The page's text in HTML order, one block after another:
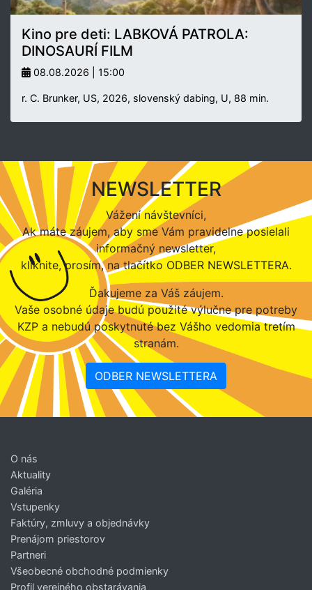
Kino pre deti: LABKOVÁ PATROLA:
DINOSAURÍ FILM
08.08.2026 | 15:00
r. C. Brunker, US, 2026, slovenský dabing, U, 88 min.
NEWSLETTER
Vážení návštevníci,
Ak máte záujem, aby sme Vám pravidelne posielali
informačný newsletter,
kliknite, prosím, na tlačítko ODBER NEWSLETTERA.
Ďakujeme za Váš záujem.
Vaše osobné údaje budú použité výlučne pre potreby
KZP a nebudú poskytnuté bez Vášho vedomia tretím
stranám.
ODBER NEWSLETTERA
O nás
Aktuality
Galéria
Vstupenky
Faktúry, zmluvy a objednávky
Prenájom priestorov
Partneri
Všeobecné obchodné podmienky
Profil verejného obstarávania